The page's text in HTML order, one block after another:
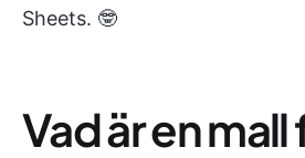
Sheets. 🤓
Vad är en mall